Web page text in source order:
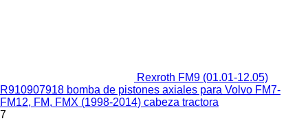
Rexroth FM9 (01.01-12.05)
R910907918 bomba de pistones axiales para Volvo FM7-
FM12, FM, FMX (1998-2014) cabeza tractora
7